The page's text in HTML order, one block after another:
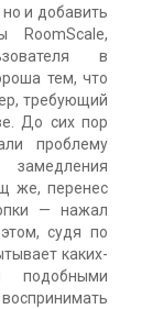
но и добавить
RoomScale,
в
тем, что
требующий
До сих пор
проблему
замедления
же, перенес
— нажал
судя по
каких-